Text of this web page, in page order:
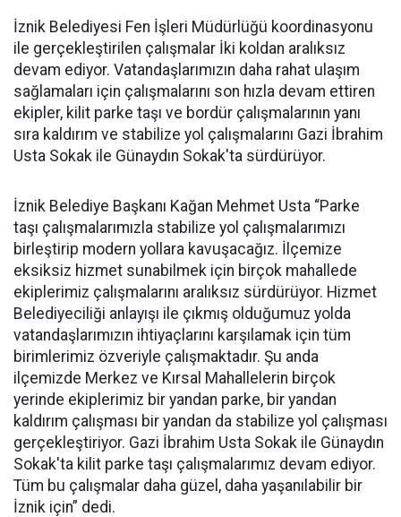
İznik Belediyesi Fen İşleri Müdürlüğü koordinasyonu
ile gerçekleştirilen çalışmalar İki koldan aralıksız
devam ediyor. Vatandaşlarımızın daha rahat ulaşım
sağlamaları için çalışmalarını son hızla devam ettiren
ekipler, kilit parke taşı ve bordür çalışmalarının yanı
sıra kaldırım ve stabilize yol çalışmalarını Gazi İbrahim
Usta Sokak ile Günaydın Sokak'ta sürdürüyor.
İznik Belediye Başkanı Kağan Mehmet Usta “Parke
taşı çalışmalarımızla stabilize yol çalışmalarımızı
birleştirip modern yollara kavuşacağız. İlçemize
eksiksiz hizmet sunabilmek için birçok mahallede
ekiplerimiz çalışmalarını aralıksız sürdürüyor. Hizmet
Belediyeciliği anlayışı ile çıkmış olduğumuz yolda
vatandaşlarımızın ihtiyaçlarını karşılamak için tüm
birimlerimiz özveriyle çalışmaktadır. Şu anda
ilçemizde Merkez ve Kırsal Mahallelerin birçok
yerinde ekiplerimiz bir yandan parke, bir yandan
kaldırım çalışması bir yandan da stabilize yol çalışması
gerçekleştiriyor. Gazi İbrahim Usta Sokak ile Günaydın
Sokak'ta kilit parke taşı çalışmalarımız devam ediyor.
Tüm bu çalışmalar daha güzel, daha yaşanılabilir bir
İznik için” dedi.